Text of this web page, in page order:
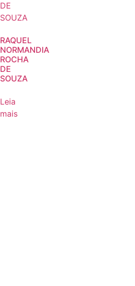
RAQUEL
NORMANDIA
ROCHA
DE
SOUZA
Leia
mais